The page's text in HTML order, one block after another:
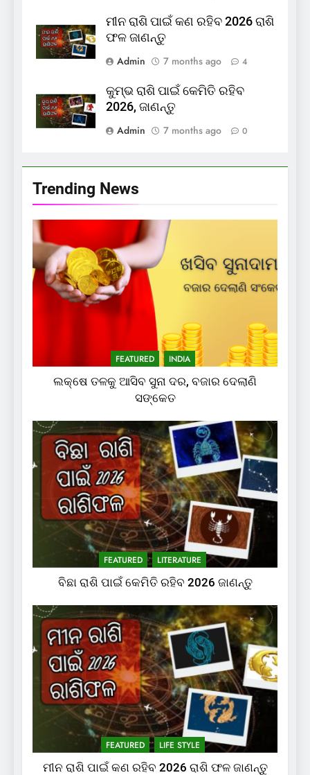
ମୀନ ରାଶି ପାଇଁ କଣ ରହିବ 2026 ରାଶି
ଫଳ ଜାଣନ୍ତୁ
Admin
7 months ago 4
କୁମ୍ଭ ରାଶି ପାଇଁ କେମିତି ରହିବ
2026, ଜାଣନ୍ତୁ
Admin
7 months ago 0
Trending News
FEATURED INDIA
ଲକ୍ଷେ ତଳକୁ ଆସିବ ସୁନା ଦର, ବଜାର ଦେଲାଣି
ସଙ୍କେତ
FEATURED LITERATURE
ବିଛା ରାଶି ପାଇଁ କେମିତି ରହିବ 2026 ଜାଣନ୍ତୁ
FEATURED LIFE STYLE
ମୀନ ରାଶି ପାଇଁ କଣ ରହିବ 2026 ରାଶି ଫଳ ଜାଣନ୍ତୁ